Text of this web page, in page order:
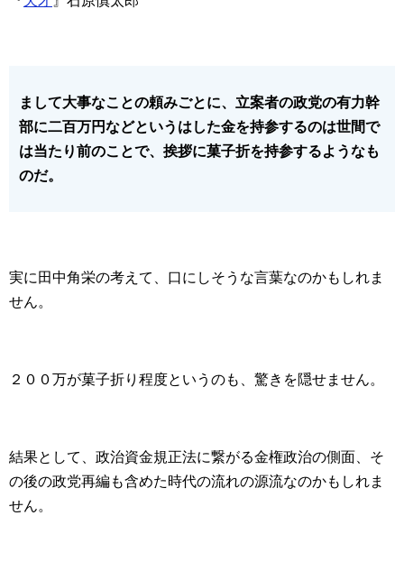
まして大事なことの頼みごとに、立案者の政党の有力幹
部に二百万円などというはした金を持参するのは世間で
は当たり前のことで、挨拶に菓子折を持参するようなも
のだ。
実に田中角栄の考えて、口にしそうな言葉なのかもしれま
せん。
２００万が菓子折り程度というのも、驚きを隠せません。
結果として、政治資金規正法に繋がる金権政治の側面、そ
の後の政党再編も含めた時代の流れの源流なのかもしれま
せん。